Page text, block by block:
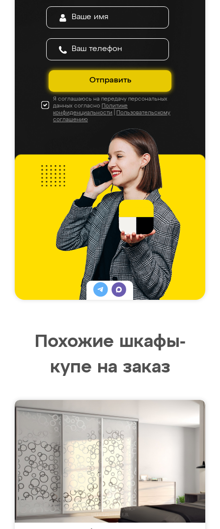
Отправить
Я соглашаюсь на передачу персональных
данных согласно Политике
конфиденциальности
Пользовательскому
соглашению
Похожие шкафы-
купе на заказ